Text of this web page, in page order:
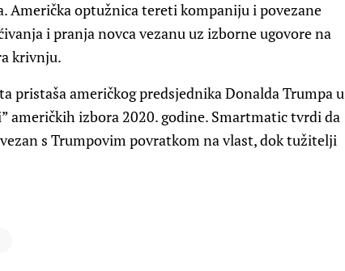
Američka optužnica tereti kompaniju i povezane
i pranja novca vezanu uz izborne ugovore na
krivnju.
pristaša američkog predsjednika Donalda Trumpa u
američkih izbora 2020. godine. Smartmatic tvrdi da
s Trumpovim povratkom na vlast, dok tužitelji